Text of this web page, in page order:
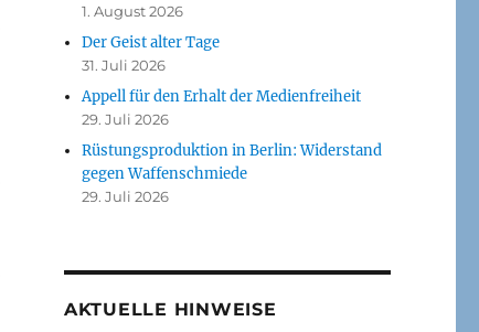
1. August 2026
Der Geist alter Tage
31. Juli 2026
Appell für den Erhalt der Medienfreiheit
29. Juli 2026
Rüstungsproduktion in Berlin: Widerstand
gegen Waffenschmiede
29. Juli 2026
AKTUELLE HINWEISE